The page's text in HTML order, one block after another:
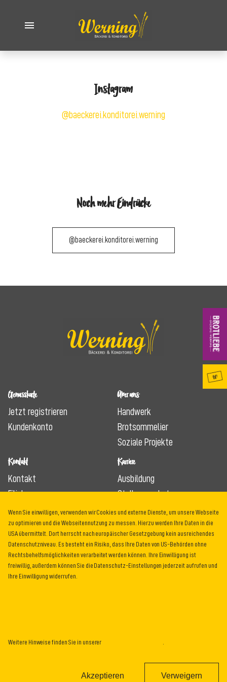
Instagram
@baeckerei.konditorei.werning
Noch mehr Eindrücke
@baeckerei.konditorei.werning
Genusskarte
Jetzt registrieren
Kundenkonto
Über uns
Handwerk
Brotsommelier
Soziale Projekte
Kontakt
Kontakt
Filialen
Feedback
Karriere
Ausbildung
Stellenangebote
Impressum
Datenschutz
AGB
Vereint mit imHaus der BäckerBewirb dich jetzt!
Wenn Sie einwilligen, verwenden wir Cookies und externe Dienste, um unsere Webseite
zu optimieren und die Webseitennutzung zu messen. Hierzu werden Ihre Daten in die
USA übermittelt. Dort herrscht nach europäischer Gesetzgebung kein ausreichendes
Datenschutzniveau. Es besteht ein Risiko, dass Ihre Daten von US-Behörden ohne
Rechtsbehelfsmöglichkeiten verarbeitet werden können. Ihre Einwilligung ist
freiwillig, außerdem können Sie die Datenschutz-Einstellungen jederzeit aufrufen und
Ihre Einwilligung widerrufen.
Weitere Hinweise finden Sie in unserer
Akzeptieren Verweigern